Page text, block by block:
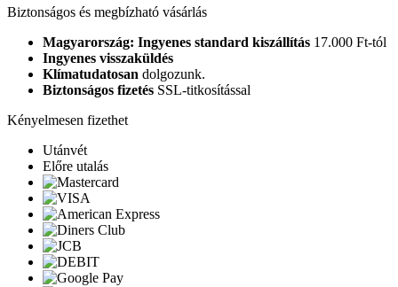
Biztonságos és megbízható vásárlás
Magyarország: Ingyenes standard kiszállítás 17.000 Ft-tól
Ingyenes visszaküldés
Klímatudatosan dolgozunk.
Biztonságos fizetés SSL-titkosítással
Kényelmesen fizethet
Utánvét
Előre utalás